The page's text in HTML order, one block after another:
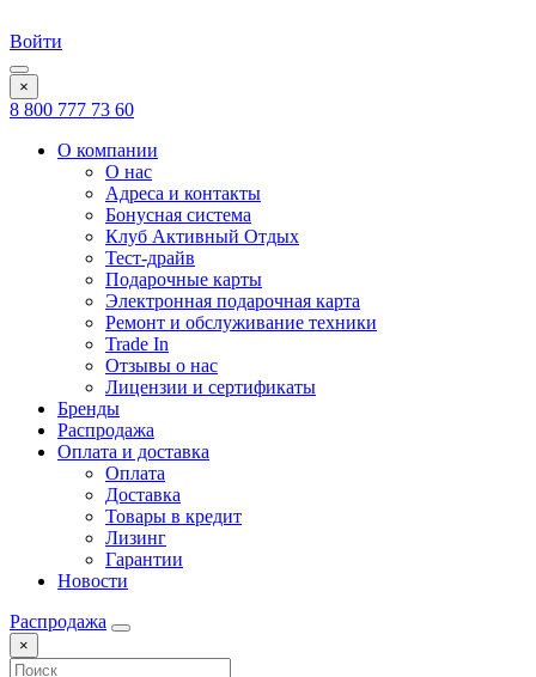
Войти
×
8 800 777 73 60
О компании
О нас
Адреса и контакты
Бонусная система
Клуб Активный Отдых
Тест-драйв
Подарочные карты
Электронная подарочная карта
Ремонт и обслуживание техники
Trade In
Отзывы о нас
Лицензии и сертификаты
Бренды
Распродажа
Оплата и доставка
Оплата
Доставка
Товары в кредит
Лизинг
Гарантии
Новости
Распродажа
×